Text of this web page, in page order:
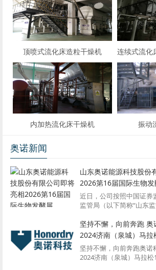
顶喷式流化床造粒干燥机
内加热流化床干燥机 振动
奥诺新闻
山东奥诺能源科技股份
2026第16届国际生物发
近日，公司按照中国证券
监管局（以下简称“山东
板股票违法行为相关工作
司字[2024]26号）的要求
坚持不懈，向前奔跑
2024济南（泉城）马拉
坚持不懈，向前奔跑奥诺
2024济南（泉城）马拉